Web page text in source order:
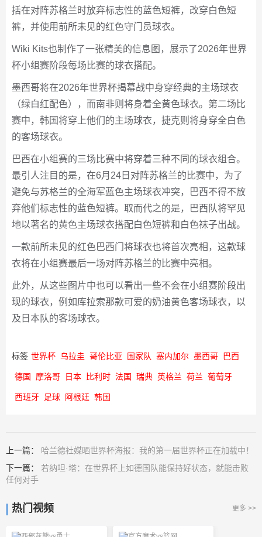
括在对阵苏格兰时放弃标志性的蓝色短裤，改穿白色短
裤，并使用前所未见的红色守门员球衣。
Wiki Kits也制作了一张精美的信息图，展示了2026年世界
杯小组赛阶段每场比赛的球衣搭配。
墨西哥将在2026年世界杯揭幕战中身穿经典的主场球衣
（绿白红配色），而南非则将身着全黄色球衣。第二场比
赛中，韩国将穿上他们的主场球衣，捷克则将身穿全白色
的客场球衣。
巴西在小组赛的三场比赛中将穿着三种不同的球衣组合。
最引人注目的是，在6月24日对阵苏格兰的比赛中，为了
避免与苏格兰的全海军蓝色主场球衣冲突，巴西不得不放
弃他们标志性的蓝色短裤。取而代之的是，巴西队将罕见
地以著名的黄色主场球衣搭配白色短裤和白色袜子出战。
一款前所未见的红色巴西门将球衣也将首次亮相，这款球
衣将在小组赛最后一场对阵苏格兰的比赛中亮相。
此外，从这些图片中也可以看出一些不会在小组赛阶段出
现的球衣，例如库拉索那款可爱的奶油黄色客场球衣，以
及日本队的客场球衣。
标签 世界杯 乌拉圭 哥伦比亚 国家队 塞内加尔 墨西哥 巴西
德国 摩洛哥 日本 比利时 法国 瑞典 英格兰 荷兰 葡萄牙
西班牙 足球 阿根廷 韩国
上一篇： 哈兰德社媒晒世界杯海报：我的第一届世界杯正在加载中！
下一篇： 若纳坦·塔：在世界杯上如德国队能保持好状态，就能击败
任何对手
热门视频 更多 >>